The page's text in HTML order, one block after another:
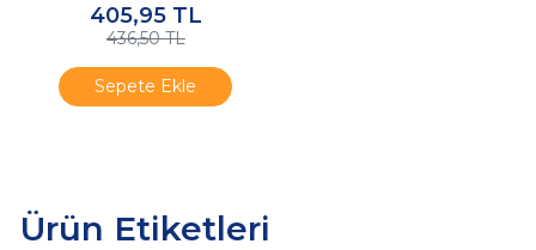
Manifold Contası
D5
405,95 TL
436,50 TL
Sepete Ekle
Ürün Etiketleri